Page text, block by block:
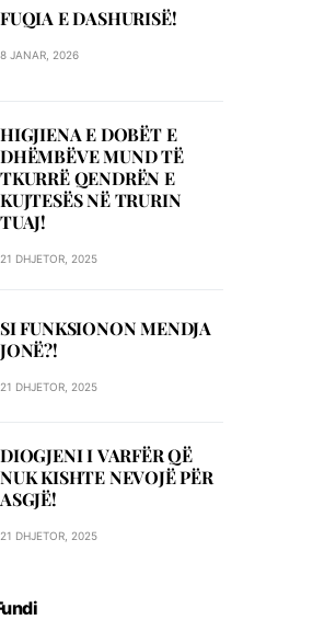
FUQIA E DASHURISË!
8 JANAR, 2026
HIGJIENA E DOBËT E
DHËMBËVE MUND TË
TKURRË QENDRËN E
KUJTESËS NË TRURIN
TUAJ!
21 DHJETOR, 2025
SI FUNKSIONON MENDJA
JONË?!
21 DHJETOR, 2025
DIOGJENI I VARFËR QË
NUK KISHTE NEVOJË PËR
ASGJË!
21 DHJETOR, 2025